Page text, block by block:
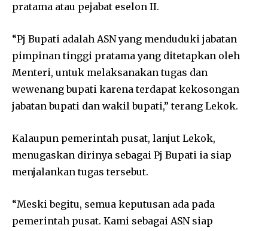
pratama atau pejabat eselon II.
“Pj Bupati adalah ASN yang menduduki jabatan
pimpinan tinggi pratama yang ditetapkan oleh
Menteri, untuk melaksanakan tugas dan
wewenang bupati karena terdapat kekosongan
jabatan bupati dan wakil bupati,” terang Lekok.
Kalaupun pemerintah pusat, lanjut Lekok,
menugaskan dirinya sebagai Pj Bupati ia siap
menjalankan tugas tersebut.
“Meski begitu, semua keputusan ada pada
pemerintah pusat. Kami sebagai ASN siap